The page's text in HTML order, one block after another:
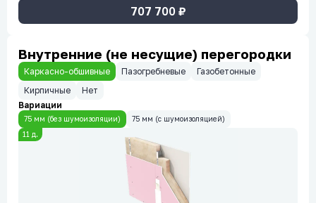
707 700₽
11 д.
Внутренние (не несущие) перегородки
Каркасно-обшивные Пазогребневые
Газобетонные
Кирпичные
Нет
Вариации
75 мм (без шумоизоляции) 75 мм (c шумоизоляцией)